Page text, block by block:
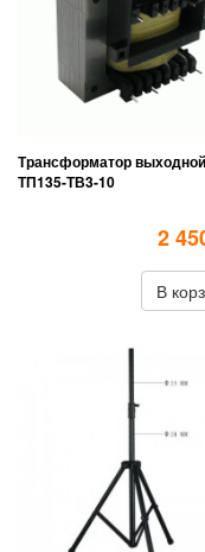
Трансформатор выходной
ТП135-ТВ3-10
2
В